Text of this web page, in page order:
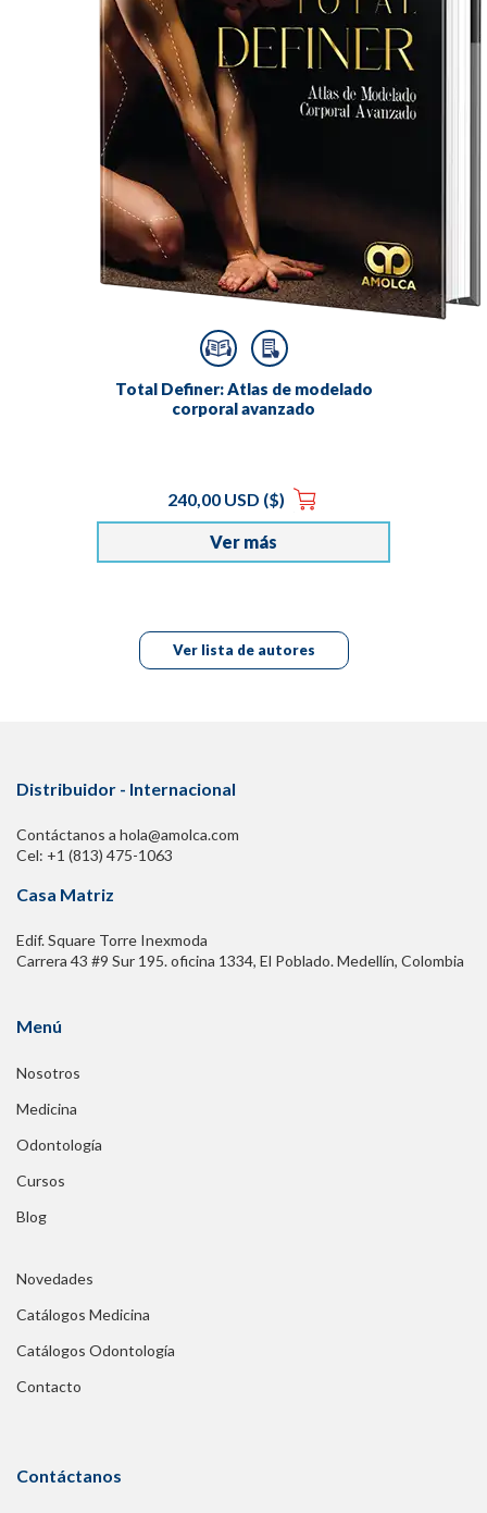
Total Definer: Atlas de modelado
corporal avanzado
240,00 USD ($)
Ver más
Ver lista de autores
Distribuidor - Internacional
Contáctanos a hola@amolca.com
Cel: +1 (813) 475-1063
Casa Matriz
Edif. Square Torre Inexmoda
Carrera 43 #9 Sur 195. oficina 1334, El Poblado. Medellín, Colombia
Menú
Nosotros
Medicina
Odontología
Cursos
Blog
Novedades
Catálogos Medicina
Catálogos Odontología
Contacto
Contáctanos